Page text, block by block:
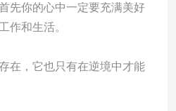
先你的心中一定要充满美好
作和生活。
在，它也只有在逆境中才能